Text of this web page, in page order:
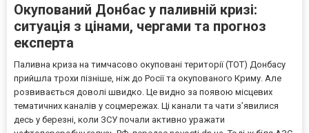
Окупований Донбас у паливній кризі:
ситуація з цінами, чергами та прогноз
експерта
Паливна криза на тимчасово окуповані території (ТОТ) Донбасу
прийшла трохи пізніше, ніж до Росії та окупованого Криму. Але
розвивається доволі швидко. Це видно за появою місцевих
тематичних каналів у соцмережах. Ці канали та чати з’явилися
десь у березні, коли ЗСУ почали активно уражати